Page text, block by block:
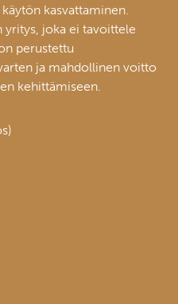
kasvattaminen.
yritys, joka ei tavoittele
perustettu
ja mahdollinen voitto
kehittämiseen.